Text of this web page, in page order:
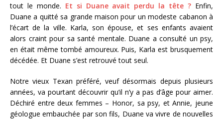
tout le monde. Et si Duane avait perdu la tête ? Enfin,
Duane a quitté sa grande maison pour un modeste cabanon à
l’écart de la ville. Karla, son épouse, et ses enfants avaient
alors craint pour sa santé mentale. Duane a consulté un psy,
en était même tombé amoureux. Puis, Karla est brusquement
décédée. Et Duane s’est retrouvé tout seul.
Notre vieux Texan préféré, veuf désormais depuis plusieurs
années, va pourtant découvrir qu’il n’y a pas d’âge pour aimer.
Déchiré entre deux femmes – Honor, sa psy, et Annie, jeune
géologue embauchée par son fils, Duane va vivre de nouvelles